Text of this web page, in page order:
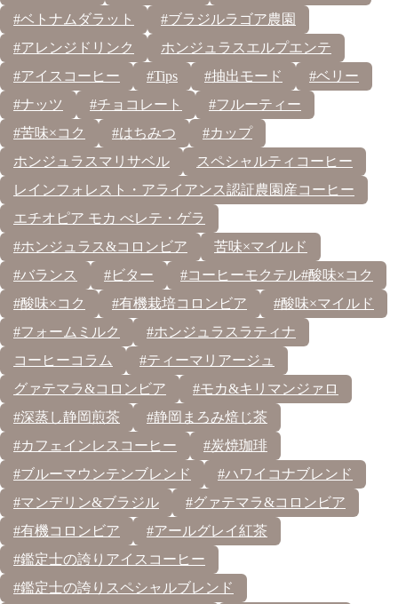
#ベトナムダラット
#ブラジルラゴア農園
#アレンジドリンク
ホンジュラスエルプエンテ
#アイスコーヒー
#Tips #抽出モード
#ベリー
#ナッツ
#チョコレート
#フルーティー
#苦味×コク
#はちみつ
#カップ
ホンジュラスマリサベル
スペシャルティコーヒー
レインフォレスト・アライアンス認証農園産コーヒー
エチオピア モカ べレテ・ゲラ
#ホンジュラス&コロンビア
苦味×マイルド
#バランス
#ビター
#コーヒーモクテル#酸味×コク
#酸味×コク
#有機栽培コロンビア
#酸味×マイルド
#フォームミルク
#ホンジュラスラティナ
コーヒーコラム
#ティーマリアージュ
グァテマラ&コロンビア
#モカ&キリマンジァロ
#深蒸し静岡煎茶
#静岡まろみ焙じ茶
#カフェインレスコーヒー
#炭焼珈琲
#ブルーマウンテンブレンド
#ハワイコナブレンド
#マンデリン&ブラジル
#グァテマラ&コロンビア
#有機コロンビア
#アールグレイ紅茶
#鑑定士の誇りアイスコーヒー
#鑑定士の誇りスペシャルブレンド